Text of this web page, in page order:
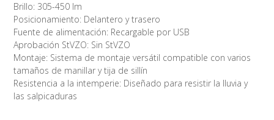
Brillo: 305-450 lm
Posicionamiento: Delantero y trasero
Fuente de alimentación: Recargable por USB
Aprobación StVZO: Sin StVZO
Montaje: Sistema de montaje versátil compatible con varios
tamaños de manillar y tija de sillín
Resistencia a la intemperie: Diseñado para resistir la lluvia y
las salpicaduras